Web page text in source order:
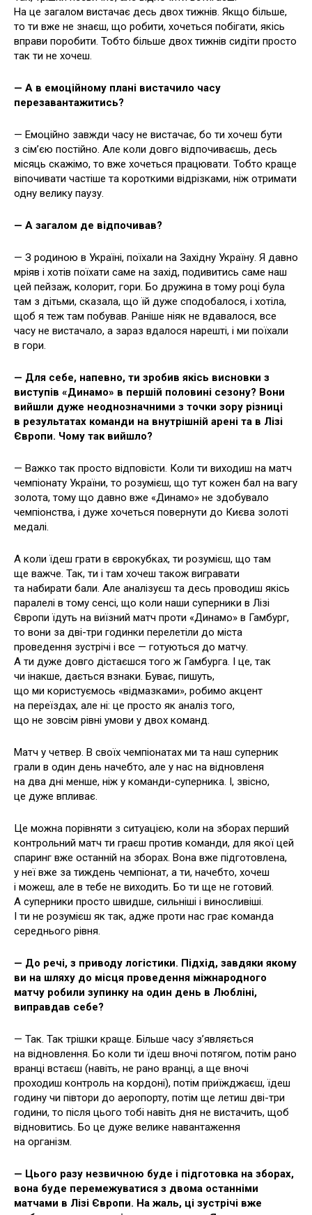
На це загалом вистачає десь двох тижнів. Якщо більше,
то ти вже не знаєш, що робити, хочеться побігати, якісь
вправи поробити. Тобто більше двох тижнів сидіти просто
так ти не хочеш.
— А в емоційному плані вистачило часу
перезавантажитись?
— Емоційно завжди часу не вистачає, бо ти хочеш бути
з сім’єю постійно. Але коли довго відпочиваєшь, десь
місяць скажімо, то вже хочеться працювати. Тобто краще
віпочивати частіше та короткими відрізками, ніж отримати
одну велику паузу.
— А загалом де відпочивав?
— З родиною в Україні, поїхали на Західну Україну. Я давно
мріяв і хотів поїхати саме на захід, подивитись саме наш
цей пейзаж, колорит, гори. Бо дружина в тому році була
там з дітьми, сказала, що їй дуже сподобалося, і хотіла,
щоб я теж там побував. Раніше ніяк не вдавалося, все
часу не вистачало, а зараз вдалося нарешті, і ми поїхали
в гори.
— Для себе, напевно, ти зробив якісь висновки з
виступів «Динамо» в першій половині сезону? Вони
вийшли дуже неоднозначними з точки зору різниці
в результатах команди на внутрішній арені та в Лізі
Європи. Чому так вийшло?
— Важко так просто відповісти. Коли ти виходиш на матч
чемпіонату України, то розумієш, що тут кожен бал на вагу
золота, тому що давно вже «Динамо» не здобувало
чемпіонства, і дуже хочеться повернути до Києва золоті
медалі.
А коли їдеш грати в єврокубках, ти розумієш, що там
ще важче. Так, ти і там хочеш також вигравати
та набирати бали. Але аналізуєш та десь проводиш якісь
паралелі в тому сенсі, що коли наши суперники в Лізі
Європи їдуть на виїзний матч проти «Динамо» в Гамбург,
то вони за дві-три годинки перелетіли до міста
проведення зустрічі і все — готуються до матчу.
А ти дуже довго дістаєшся того ж Гамбурга. І це, так
чи інакше, дається взнаки. Буває, пишуть,
що ми користуємось «відмазками», робимо акцент
на переїздах, але ні: це просто як аналіз того,
що не зовсім рівні умови у двох команд.
Матч у четвер. В своїх чемпіонатах ми та наш суперник
грали в один день начебто, але у нас на відновленя
на два дні менше, ніж у команди-суперника. І, звісно,
це дуже впливає.
Це можна порівняти з ситуацією, коли на зборах перший
контрольний матч ти граєш против команди, для якої цей
спаринг вже останній на зборах. Вона вже підготовлена,
у неї вже за тиждень чемпіонат, а ти, начебто, хочеш
і можеш, але в тебе не виходить. Бо ти ще не готовий.
А суперники просто швидше, сильніші і виносливіші.
І ти не розумієш як так, адже проти нас грає команда
середнього рівня.
— До речі, з приводу логістики. Підхід, завдяки якому
ви на шляху до місця проведення міжнародного
матчу робили зупинку на один день в Любліні,
виправдав себе?
— Так. Так трішки краще. Більше часу з’являється
на відновлення. Бо коли ти їдеш вночі потягом, потім рано
вранці встаєш (навіть, не рано вранці, а ще вночі
проходиш контроль на кордоні), потім приїжджаєш, їдеш
годину чи півтори до аеропорту, потім ще летиш дві-три
години, то після цього тобі навіть дня не вистачить, щоб
відновитись. Бо це дуже велике навантаження
на організм.
— Цього разу незвичною буде і підготовка на зборах,
вона буде перемежуватися з двома останніми
матчами в Лізі Європи. На жаль, ці зустрічі вже